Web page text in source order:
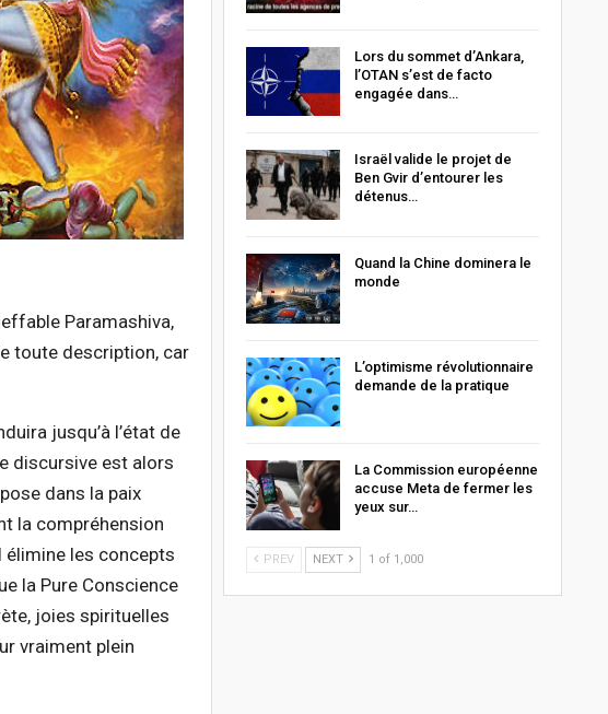
Paramashiva,
toute description, car
jusqu’à l’état de
discursive est alors
dans la paix
la compréhension
les concepts
la Pure Conscience
joies spirituelles
vraiment plein
Lors du sommet d’Ankara,
l’OTAN s’est de facto
engagée dans…
Israël valide le projet de
Ben Gvir d’entourer les
détenus…
Quand la Chine dominera le
monde
L’optimisme révolutionnaire
demande de la pratique
La Commission européenne
accuse Meta de fermer les
yeux sur…
PREV NEXT 1 of 1,000